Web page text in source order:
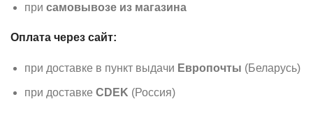
при самовывозе из магазина
Оплата через сайт:
при доставке в пункт выдачи Европочты (Беларусь)
при доставке CDEK (Россия)